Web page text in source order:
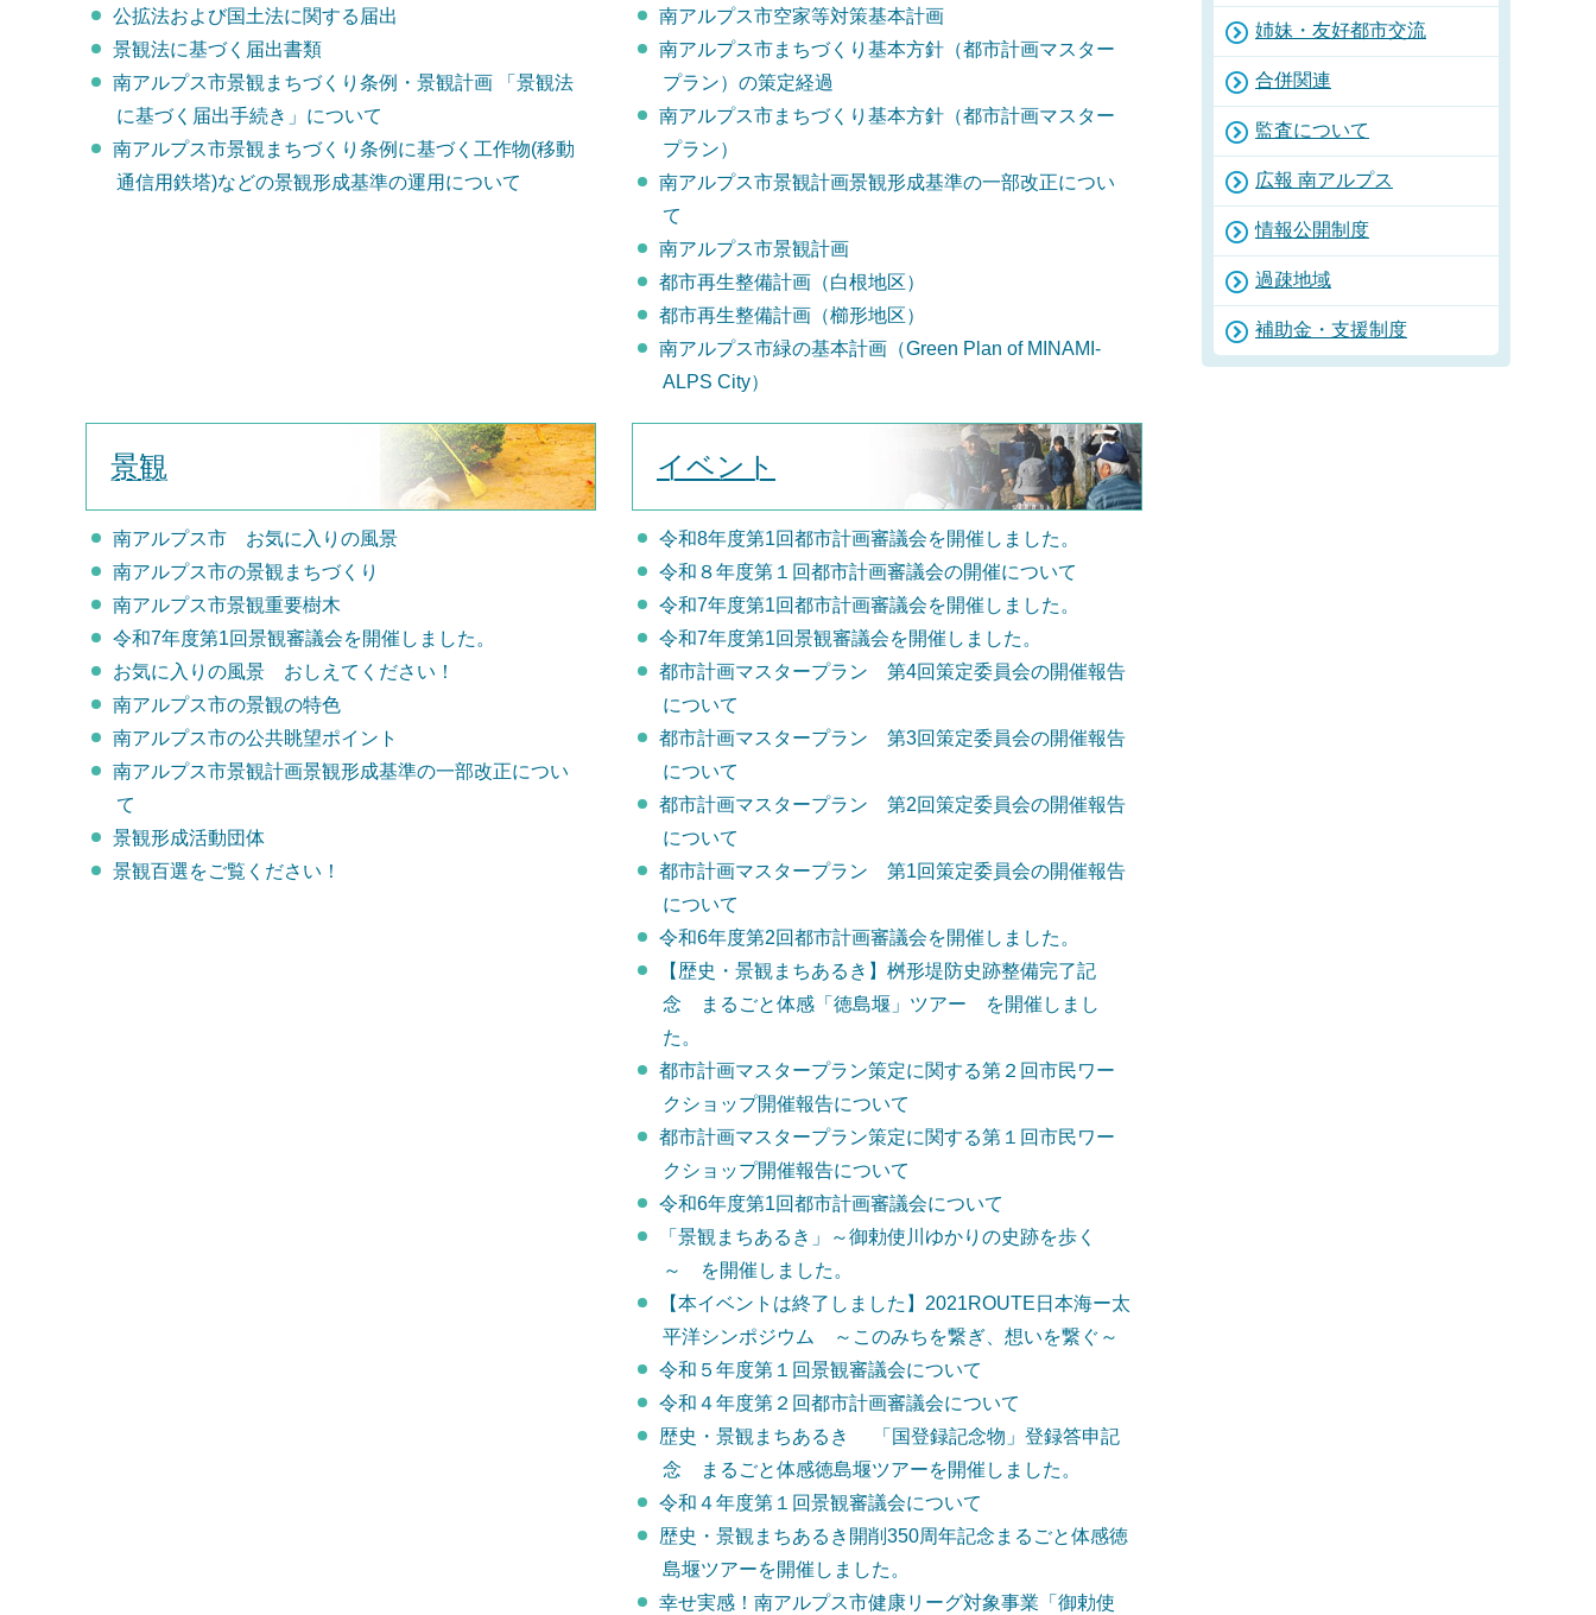
公拡法および国土法に関する届出
景観法に基づく届出書類
南アルプス市景観まちづくり条例・景観計画 「景観法
に基づく届出手続き」について
南アルプス市景観まちづくり条例に基づく工作物(移動
通信用鉄塔)などの景観形成基準の運用について
南アルプス市空家等対策基本計画
南アルプス市まちづくり基本方針（都市計画マスター
プラン）の策定経過
南アルプス市まちづくり基本方針（都市計画マスター
プラン）
南アルプス市景観計画景観形成基準の一部改正につい
て
南アルプス市景観計画
都市再生整備計画（白根地区）
都市再生整備計画（櫛形地区）
南アルプス市緑の基本計画（Green Plan of MINAMI-
ALPS City）
景観
南アルプス市 お気に入りの風景
南アルプス市の景観まちづくり
南アルプス市景観重要樹木
令和7年度第1回景観審議会を開催しました。
お気に入りの風景 おしえてください！
南アルプス市の景観の特色
南アルプス市の公共眺望ポイント
南アルプス市景観計画景観形成基準の一部改正につい
て
景観形成活動団体
景観百選をご覧ください！
イベント
令和8年度第1回都市計画審議会を開催しました。
令和８年度第１回都市計画審議会の開催について
令和7年度第1回都市計画審議会を開催しました。
令和7年度第1回景観審議会を開催しました。
都市計画マスタープラン 第4回策定委員会の開催報告
について
都市計画マスタープラン 第3回策定委員会の開催報告
について
都市計画マスタープラン 第2回策定委員会の開催報告
について
都市計画マスタープラン 第1回策定委員会の開催報告
について
令和6年度第2回都市計画審議会を開催しました。
【歴史・景観まちあるき】桝形堤防史跡整備完了記
念 まるごと体感「徳島堰」ツアー を開催しまし
た。
都市計画マスタープラン策定に関する第２回市民ワー
クショップ開催報告について
都市計画マスタープラン策定に関する第１回市民ワー
クショップ開催報告について
令和6年度第1回都市計画審議会について
「景観まちあるき」～御勅使川ゆかりの史跡を歩く
～ を開催しました。
【本イベントは終了しました】2021ROUTE日本海ー太
平洋シンポジウム ～このみちを繋ぎ、想いを繋ぐ～
令和５年度第１回景観審議会について
令和４年度第２回都市計画審議会について
歴史・景観まちあるき 「国登録記念物」登録答申記
念 まるごと体感徳島堰ツアーを開催しました。
令和４年度第１回景観審議会について
歴史・景観まちあるき開削350周年記念まるごと体感徳
島堰ツアーを開催しました。
幸せ実感！南アルプス市健康リーグ対象事業「御勅使
姉妹・友好都市交流
合併関連
監査について
広報 南アルプス
情報公開制度
過疎地域
補助金・支援制度